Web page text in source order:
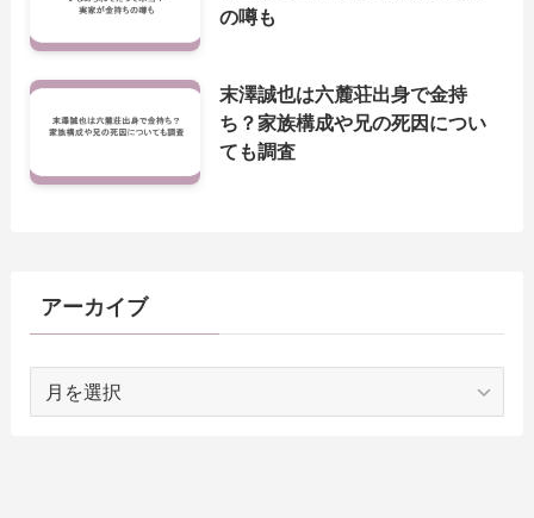
の噂も
末澤誠也は六麓荘出身で金持
ち？家族構成や兄の死因につい
ても調査
アーカイブ